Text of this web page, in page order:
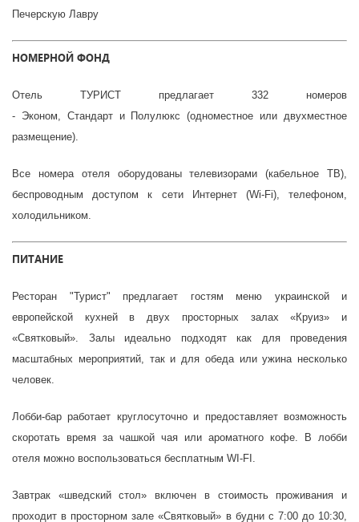
Печерскую Лавру
НОМЕРНОЙ ФОНД
Отель ТУРИСТ предлагает 332 номеров
- Эконом, Стандарт и Полулюкс (одноместное или двухместное
размещение).
Все номера отеля оборудованы телевизорами (кабельное ТВ),
беспроводным доступом к сети Интернет (Wi-Fi), телефоном,
холодильником.
ПИТАНИЕ
Ресторан "Турист" предлагает гостям меню украинской и
европейской кухней в двух просторных залах «Круиз» и
«Святковый». Залы идеально подходят как для проведения
масштабных мероприятий, так и для обеда или ужина несколько
человек.
Лобби-бар работает круглосуточно и предоставляет возможность
скоротать время за чашкой чая или ароматного кофе. В лобби
отеля можно воспользоваться бесплатным WI-FI.
Завтрак «шведский стол» включен в стоимость проживания и
проходит в просторном зале «Святковый» в будни с 7:00 до 10:30,